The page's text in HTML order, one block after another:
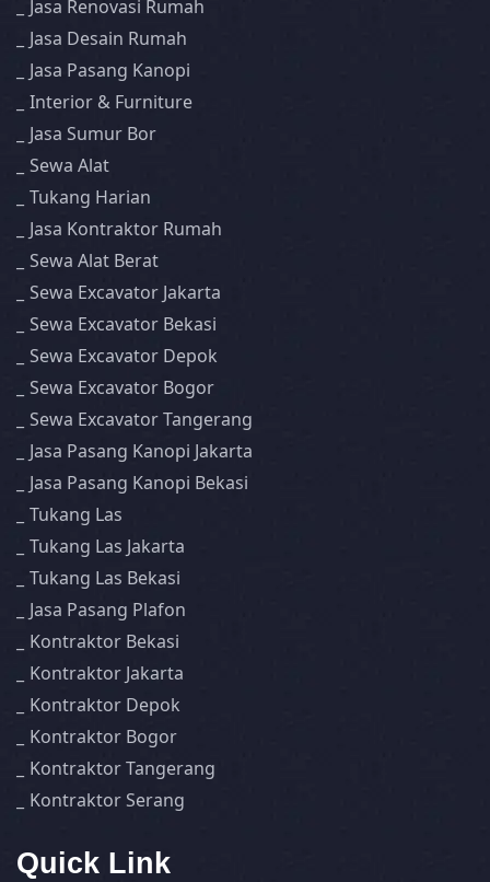
Jasa Renovasi Rumah
Jasa Desain Rumah
Jasa Pasang Kanopi
Interior & Furniture
Jasa Sumur Bor
Sewa Alat
Tukang Harian
Jasa Kontraktor Rumah
Sewa Alat Berat
Sewa Excavator Jakarta
Sewa Excavator Bekasi
Sewa Excavator Depok
Sewa Excavator Bogor
Sewa Excavator Tangerang
Jasa Pasang Kanopi Jakarta
Jasa Pasang Kanopi Bekasi
Tukang Las
Tukang Las Jakarta
Tukang Las Bekasi
Jasa Pasang Plafon
Kontraktor Bekasi
Kontraktor Jakarta
Kontraktor Depok
Kontraktor Bogor
Kontraktor Tangerang
Kontraktor Serang
Quick Link